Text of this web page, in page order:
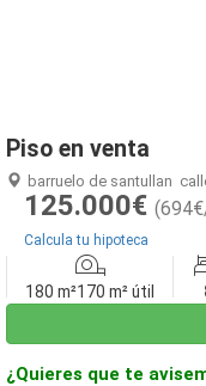
Piso en venta
barruelo de santullan
125.000€
Calcula tu hipoteca
180 m²170 m² útil
¿Quieres que te